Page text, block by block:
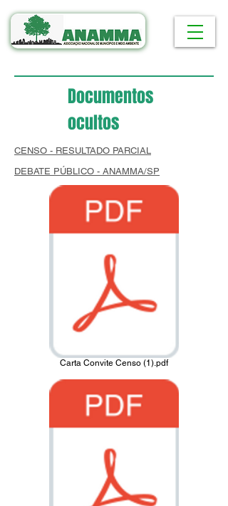
Documentos
ocultos
CENSO - RESULTADO PARCIAL
DEBATE PÚBLICO - ANAMMA/SP
Carta Convite Censo (1).pdf